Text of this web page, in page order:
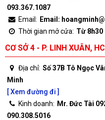
093.367.1087
Email: Email:
Thời gian mở cửa: Từ 8h30
CƠ SỞ 4 - P. LINH XUÂN,
Địa chỉ: Số 37B Tô Ngọc
Minh
[ Xem đường đi ]
Kinh doanh: Mr. Đức Tài
090.308.5016